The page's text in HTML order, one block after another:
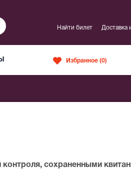
Найти билет Доставка
Избранное (0)
сохраненными